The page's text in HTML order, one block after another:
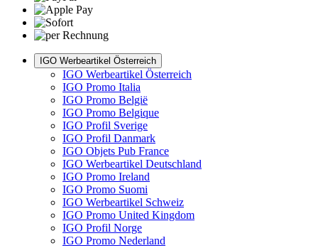
IGO Werbeartikel Österreich
IGO Werbeartikel Österreich
IGO Promo Italia
IGO Promo België
IGO Promo Belgique
IGO Profil Sverige
IGO Profil Danmark
IGO Objets Pub France
IGO Werbeartikel Deutschland
IGO Promo Ireland
IGO Promo Suomi
IGO Werbeartikel Schweiz
IGO Promo United Kingdom
IGO Profil Norge
IGO Promo Nederland